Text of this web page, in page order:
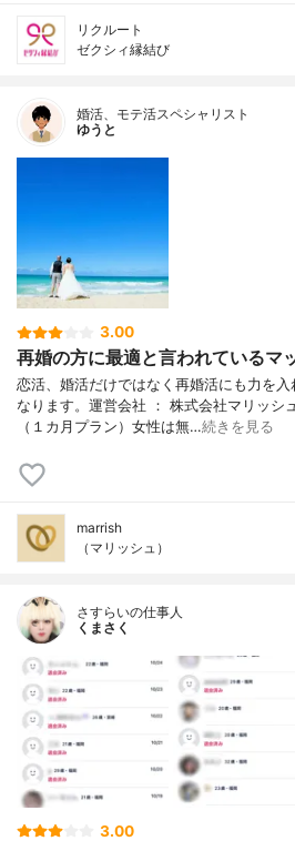
リクルート
ゼクシィ縁結び
婚活、モテ活スペシャリスト
ゆうと
3.00
再婚の方に最適と言われているマ
恋活、婚活だけではなく再婚活にも力を
なります。運営会社 ： 株式会社マリッシ
（１カ月プラン）女性は無…続きを見る
marrish
（マリッシュ）
さすらいの仕事人
くまさく
3.00